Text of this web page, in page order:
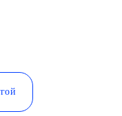
Воды
Дону